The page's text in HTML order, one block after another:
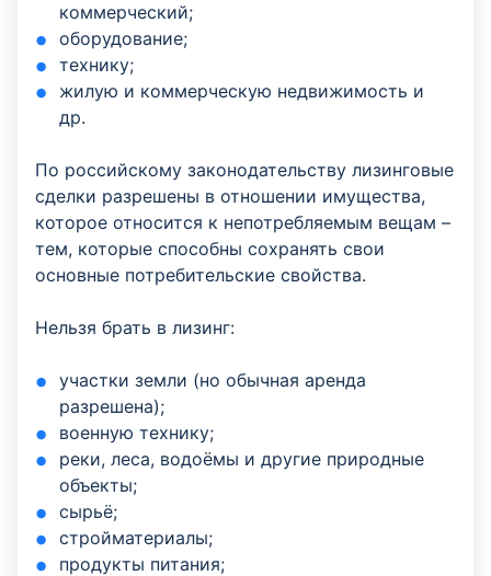
коммерческий;
оборудование;
технику;
жилую и коммерческую недвижимость и
др.
По российскому законодательству лизинговые
сделки разрешены в отношении имущества,
которое относится к непотребляемым вещам –
тем, которые способны сохранять свои
основные потребительские свойства.
Нельзя брать в лизинг:
участки земли (но обычная аренда
разрешена);
военную технику;
реки, леса, водоёмы и другие природные
объекты;
сырьё;
стройматериалы;
продукты питания;